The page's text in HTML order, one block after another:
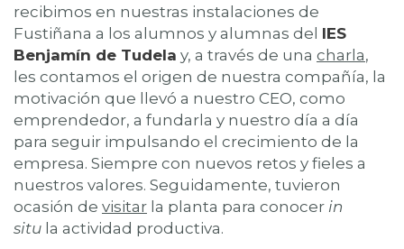
recibimos en nuestras instalaciones de
Fustiñana a los alumnos y alumnas del IES
Benjamín de Tudela y, a través de una charla,
les contamos el origen de nuestra compañía, la
motivación que llevó a nuestro CEO, como
emprendedor, a fundarla y nuestro día a día
para seguir impulsando el crecimiento de la
empresa. Siempre con nuevos retos y fieles a
nuestros valores. Seguidamente, tuvieron
ocasión de visitar la planta para conocer in
situ la actividad productiva.